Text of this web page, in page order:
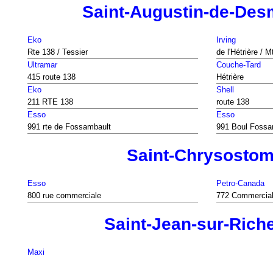
Saint-Augustin-de-
Eko
Rte 138 / Tessier
Irving
de l'Hétrière /
Ultramar
415 route 138
Couche-Tard
Hétrière
Eko
211 RTE 138
Shell
route 138
Esso
991 rte de Fossambault
Esso
991 Boul
Saint-
Esso
800 rue commerciale
Petro-Canada
772
Saint-Jean-sur-
Maxi